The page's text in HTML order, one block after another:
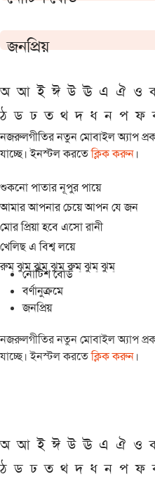
জনপ্রিয়
অ আ ই ঈ উ ঊ এ ঐ ও
ঠ ড ঢ ত থ দ ধ ন প ফ
নজরুলগীতির নতুন মোবাইল অ্যাপ
যাচ্ছে। ইনস্টল করতেক্লিক করুন।
শুকনো পাতার নূপুর পায়ে
আমার আপনার চেয়ে আপন যে জন
মোর প্রিয়া হবে এসো রানী
খেলিছ এ বিশ্ব লয়ে
রুম্ ঝুম্ ঝুম্ ঝুম্ রুম্ ঝুম্ ঝুম্
নোটিশ বোর্ড
বর্ণানুক্রমে
জনপ্রিয়
নজরুলগীতির নতুন মোবাইল অ্যাপ
যাচ্ছে। ইনস্টল করতেক্লিক করুন।
অ আ ই ঈ উ ঊ এ ঐ ও
ঠ ড ঢ ত থ দ ধ ন প ফ